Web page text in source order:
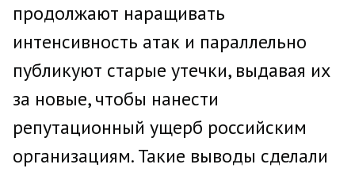
продолжают наращивать
интенсивность атак и параллельно
публикуют старые утечки, выдавая их
за новые, чтобы нанести
репутационный ущерб российским
организациям. Такие выводы сделали